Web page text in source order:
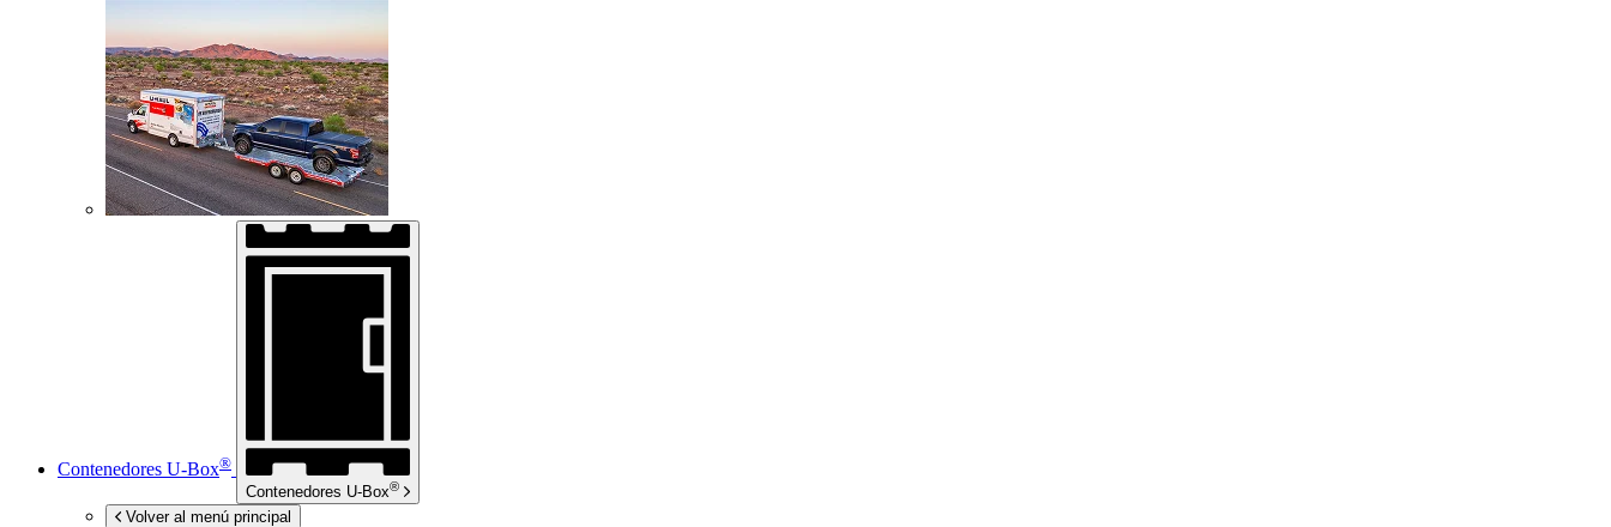
Contenedores U-Box®
Contenedores U-Box®
Volver al menú principal